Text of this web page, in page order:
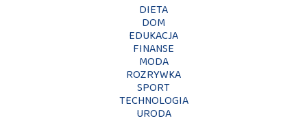
DIETA
DOM
EDUKACJA
FINANSE
MODA
ROZRYWKA
SPORT
TECHNOLOGIA
URODA